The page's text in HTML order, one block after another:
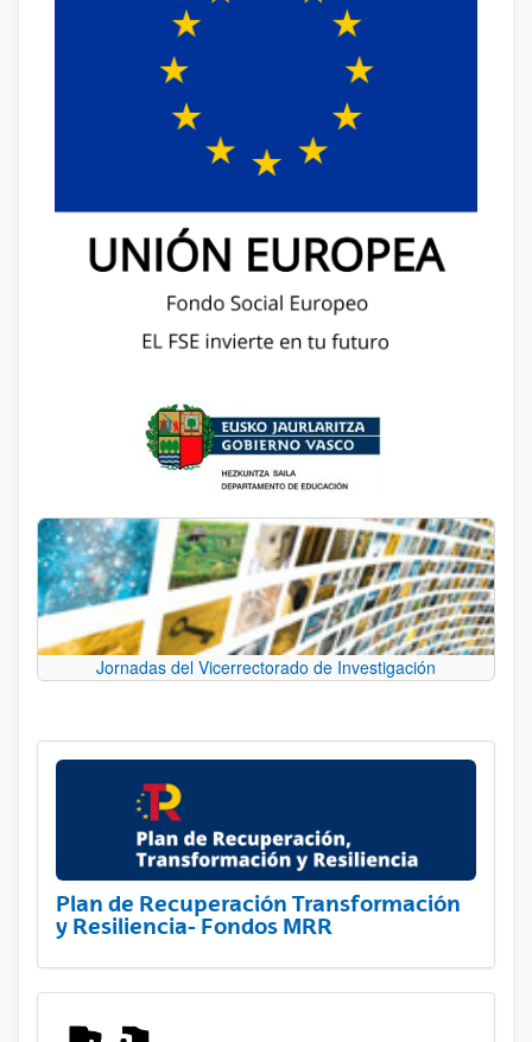
Jornadas del Vicerrectorado de Investigación
Plan de Recuperación Transformación
y Resiliencia- Fondos MRR